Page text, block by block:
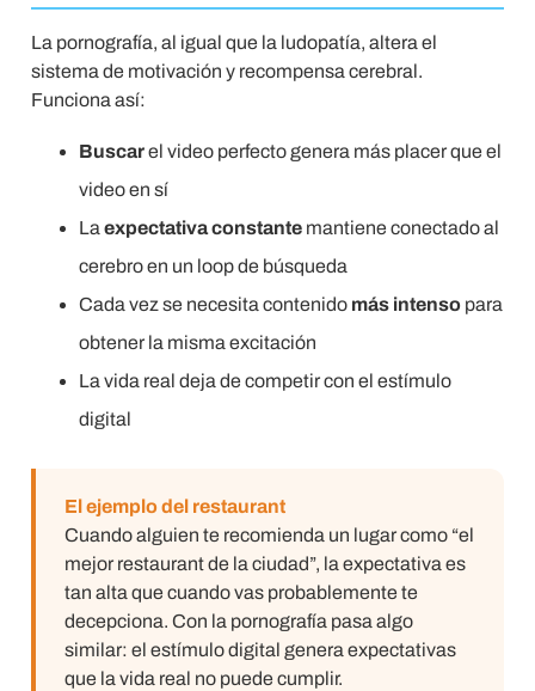
La pornografía, al igual que la ludopatía, altera el
sistema de motivación y recompensa cerebral.
Funciona así:
Buscarel video perfecto genera más placer que el
video en sí
La expectativa constante mantiene conectado al
cerebro en un loop de búsqueda
Cada vez se necesita contenido más intenso para
obtener la misma excitación
La vida real deja de competir con el estímulo
digital
El ejemplo del restaurant
Cuando alguien te recomienda un lugar como “el
mejor restaurant de la ciudad”, la expectativa es
tan alta que cuando vas probablemente te
decepciona. Con la pornografía pasa algo
similar: el estímulo digital genera expectativas
que la vida real no puede cumplir.